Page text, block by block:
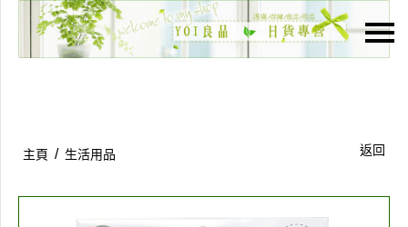
主頁
主頁 / 生活用品 返回